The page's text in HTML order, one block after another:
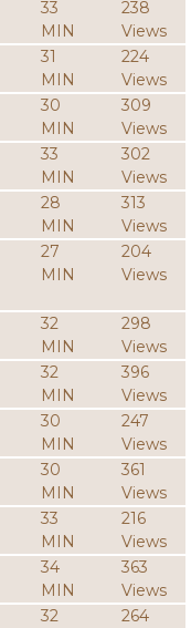
33
MIN
238
Views
31
MIN
224
Views
30
MIN
309
Views
33
MIN
302
Views
28
MIN
313
Views
27
MIN
204
Views
32
MIN
298
Views
32
MIN
396
Views
30
MIN
247
Views
30
MIN
361
Views
33
MIN
216
Views
34
MIN
363
Views
32
264